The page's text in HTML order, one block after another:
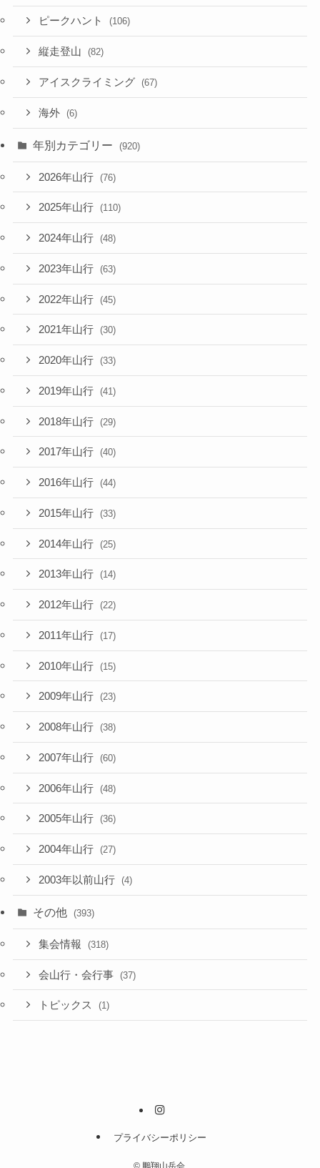
ピークハント (106)
縦走登山 (82)
アイスクライミング (67)
海外 (6)
年別カテゴリー (920)
2026年山行 (76)
2025年山行 (110)
2024年山行 (48)
2023年山行 (63)
2022年山行 (45)
2021年山行 (30)
2020年山行 (33)
2019年山行 (41)
2018年山行 (29)
2017年山行 (40)
2016年山行 (44)
2015年山行 (33)
2014年山行 (25)
2013年山行 (14)
2012年山行 (22)
2011年山行 (17)
2010年山行 (15)
2009年山行 (23)
2008年山行 (38)
2007年山行 (60)
2006年山行 (48)
2005年山行 (36)
2004年山行 (27)
2003年以前山行 (4)
その他 (393)
集会情報 (318)
会山行・会行事 (37)
トピックス (1)
プライバシーポリシー
©鵬翔山岳会.